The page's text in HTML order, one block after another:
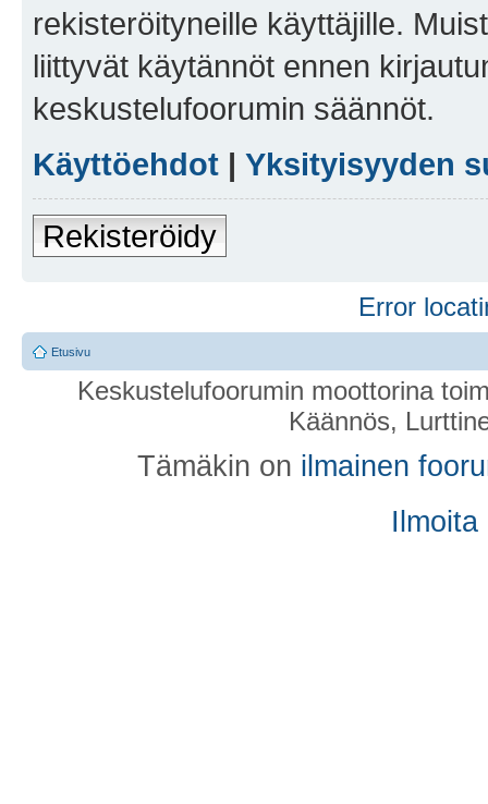
rekisteröityneille käyttäjille.
liittyvät käytännöt ennen
keskustelufoorumin säännöt.
Käyttöehdot | Yksityisyyden
Rekisteröidy
Error
Etusivu
Keskustelufoorumin moottorina
Käännös,
Tämäkin on ilmainen